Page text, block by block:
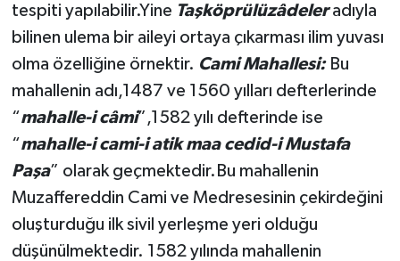
tespiti yapılabilir.Yine Taşköprülüzâdeleradıyla
bilinen ulema bir aileyi ortaya çıkarması ilim yuvası
olma özelliğine örnektir. Cami Mahallesi: Bu
mahallenin adı,1487 ve 1560 yılları defterlerinde
“mahalle-i câmi”,1582 yılı defterinde ise
“mahalle-i cami-i atik maa cedid-i Mustafa
Paşa” olarak geçmektedir.Bu mahallenin
Muzaffereddin Cami ve Medresesinin çekirdeğini
oluşturduğu ilk sivil yerleşme yeri olduğu
düşünülmektedir. 1582 yılında mahallenin
Haber Arşivi